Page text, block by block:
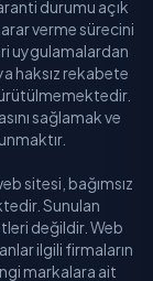
durumu açık
verme sürecini
uygulamalardan
haksız rekabete
sağlamak ve
sitesi, bağımsız
Sunulan
değildir. Web
ilgili firmaların
markalara ait